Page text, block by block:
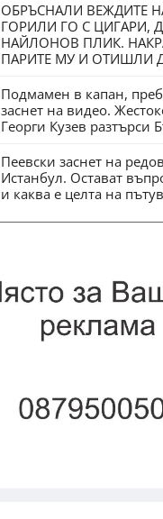
ОБРЪСНАЛИ ВЕЖДИТЕ
ГОРИЛИ ГО С ЦИГАРИ,
НАЙЛОНОВ ПЛИК.
ПАРИТЕ МУ И ОТИШЛИ
Подмамен в капан,
заснет на видео.
Георги Кузев разтърси
Пеевски заснет на
Истанбул. Остават
и каква е целта на